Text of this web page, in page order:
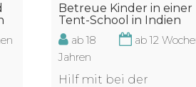
Betreue Kinder in einer
Tent-School in Indien
ab 18
Jahren
ab 12
Hilf mit bei der